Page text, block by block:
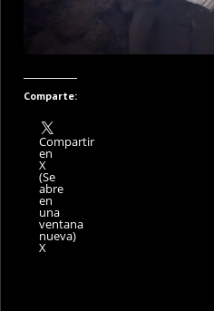
Comparte:
Compartir
en
X
(Se
abre
en
una
ventana
nueva)
X